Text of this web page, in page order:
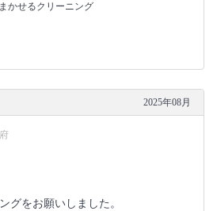
まかせるクリーニング
2025年08月
グをお願いしました。